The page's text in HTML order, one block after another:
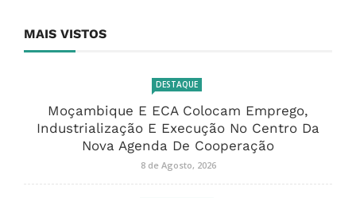
MAIS VISTOS
DESTAQUE
Moçambique E ECA Colocam Emprego,
Industrialização E Execução No Centro Da
Nova Agenda De Cooperação
8 de Agosto, 2026